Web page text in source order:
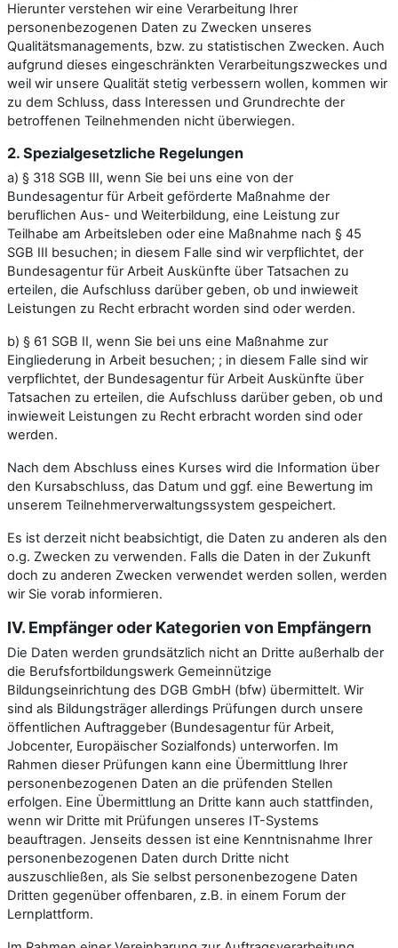
Hierunter verstehen wir eine Verarbeitung Ihrer
personenbezogenen Daten zu Zwecken unseres
Qualitätsmanagements, bzw. zu statistischen Zwecken. Auch
aufgrund dieses eingeschränkten Verarbeitungszweckes und
weil wir unsere Qualität stetig verbessern wollen, kommen wir
zu dem Schluss, dass Interessen und Grundrechte der
betroffenen Teilnehmenden nicht überwiegen.
2. Spezialgesetzliche Regelungen
a) § 318 SGB III, wenn Sie bei uns eine von der
Bundesagentur für Arbeit geförderte Maßnahme der
beruflichen Aus- und Weiterbildung, eine Leistung zur
Teilhabe am Arbeitsleben oder eine Maßnahme nach § 45
SGB III besuchen; in diesem Falle sind wir verpflichtet, der
Bundesagentur für Arbeit Auskünfte über Tatsachen zu
erteilen, die Aufschluss darüber geben, ob und inwieweit
Leistungen zu Recht erbracht worden sind oder werden.
b) § 61 SGB II, wenn Sie bei uns eine Maßnahme zur
Eingliederung in Arbeit besuchen; ; in diesem Falle sind wir
verpflichtet, der Bundesagentur für Arbeit Auskünfte über
Tatsachen zu erteilen, die Aufschluss darüber geben, ob und
inwieweit Leistungen zu Recht erbracht worden sind oder
werden.
Nach dem Abschluss eines Kurses wird die Information über
den Kursabschluss, das Datum und ggf. eine Bewertung im
unserem Teilnehmerverwaltungssystem gespeichert.
Es ist derzeit nicht beabsichtigt, die Daten zu anderen als den
o.g. Zwecken zu verwenden. Falls die Daten in der Zukunft
doch zu anderen Zwecken verwendet werden sollen, werden
wir Sie vorab informieren.
IV. Empfänger oder Kategorien von Empfängern
Die Daten werden grundsätzlich nicht an Dritte außerhalb der
die Berufsfortbildungswerk Gemeinnützige
Bildungseinrichtung des DGB GmbH (bfw) übermittelt. Wir
sind als Bildungsträger allerdings Prüfungen durch unsere
öffentlichen Auftraggeber (Bundesagentur für Arbeit,
Jobcenter, Europäischer Sozialfonds) unterworfen. Im
Rahmen dieser Prüfungen kann eine Übermittlung Ihrer
personenbezogenen Daten an die prüfenden Stellen
erfolgen. Eine Übermittlung an Dritte kann auch stattfinden,
wenn wir Dritte mit Prüfungen unseres IT-Systems
beauftragen. Jenseits dessen ist eine Kenntnisnahme Ihrer
personenbezogenen Daten durch Dritte nicht
auszuschließen, als Sie selbst personenbezogene Daten
Dritten gegenüber offenbaren, z.B. in einem Forum der
Lernplattform.